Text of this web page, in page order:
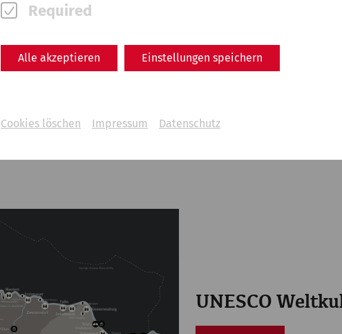
Required
Alle akzeptieren Einstellungen speichern
Cookies löschen Impressum Datenschutz
UNESCO